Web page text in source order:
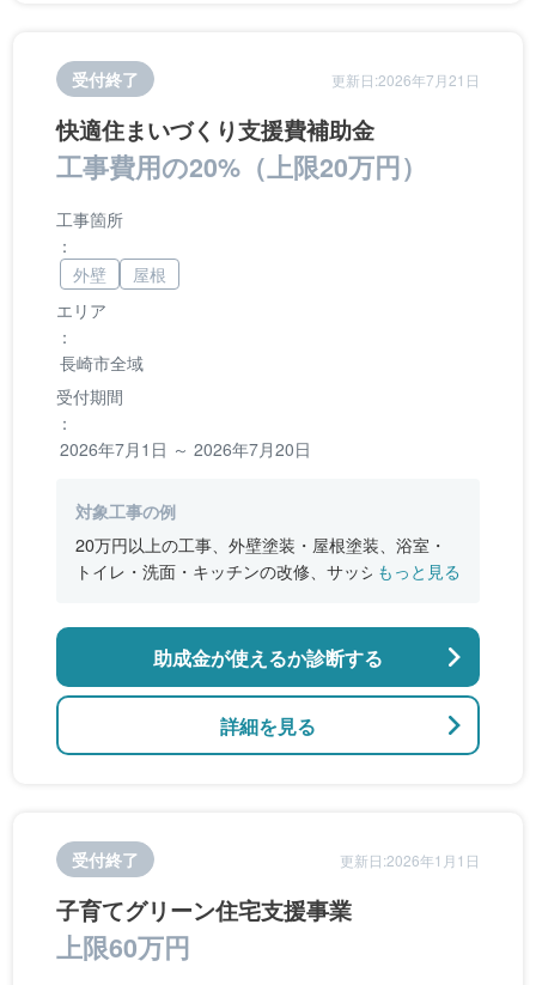
受付終了 更新日:2026年7月21日
快適住まいづくり支援費補助金
工事費用の20%（上限20万円）
エリア
：
長崎市全域
受付期間
：
2026年7月1日 ～ 2026年7月20日
工事箇所
：
外壁
屋根
対象工事の例
20万円以上の工事、外壁塗装・屋根塗装、浴室・
トイレ・洗面・キッチンの改修、サッシ・窓ガラ
もっと見る
詳細を見る
助成金が使えるか診断する
受付終了 更新日:2026年1月1日
子育てグリーン住宅支援事業
上限60万円